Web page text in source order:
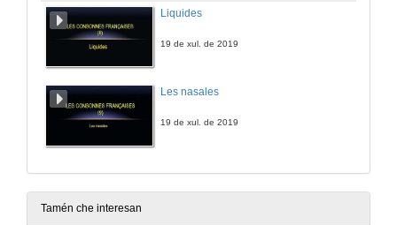
Liquides
19 de xul. de 2019
Les nasales
19 de xul. de 2019
Tamén che interesan